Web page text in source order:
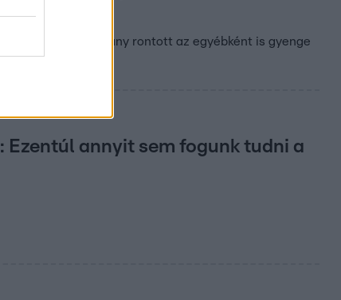
A magyar kormány rontott az egyébként is gyenge
annyit sem fogunk tudni a